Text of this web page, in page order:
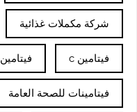
شركة مكملات غذائية
فيتامين c فيتامين d
فيتامينات للصحة العامة